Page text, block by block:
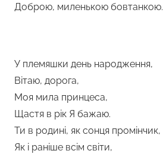
Доброю, миленькою бовтанкою.
У племяшки день народження,
Вітаю, дорога,
Моя мила принцеса,
Щастя в рік Я бажаю.
Ти в родині, як сонця промінчик,
Як і раніше всім світи,